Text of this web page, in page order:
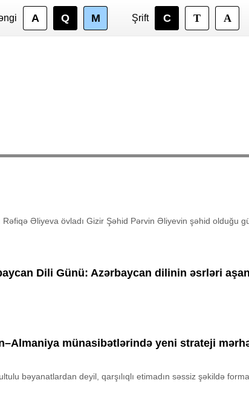
A Q M C T A
Əliyeva övladı Gizir Şəhid Pərvin Əliyevin şəhid olduğu
Dili Günü: Azərbaycan dilinin əsrləri
münasibətlərində yeni strateji
bəyanatlardan deyil, qarşılıqlı etimadın səssiz şəkildə